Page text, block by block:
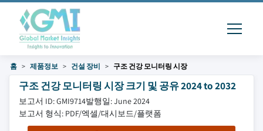
홈 제품정보 건설 장비 구조 건강 모니터링 시장
구조 건강 모니터링 시장 크기 및 공유 2024 to 2032
보고서 ID: GMI9714발행일: June 2024
보고서 형식: PDF/엑셀/대시보드/플랫폼